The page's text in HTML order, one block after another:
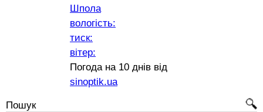
Шпола
вологість:
тиск:
вітер:
Погода на 10 днів від
sinoptik.ua